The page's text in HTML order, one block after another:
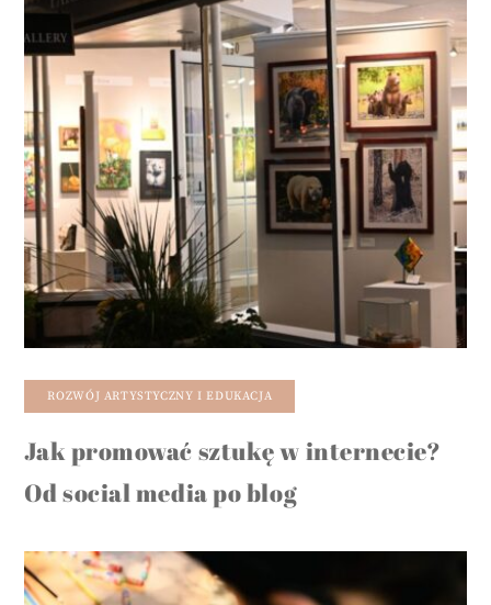
ROZWÓJ ARTYSTYCZNY I EDUKACJA
Jak promować sztukę w internecie?
Od social media po blog